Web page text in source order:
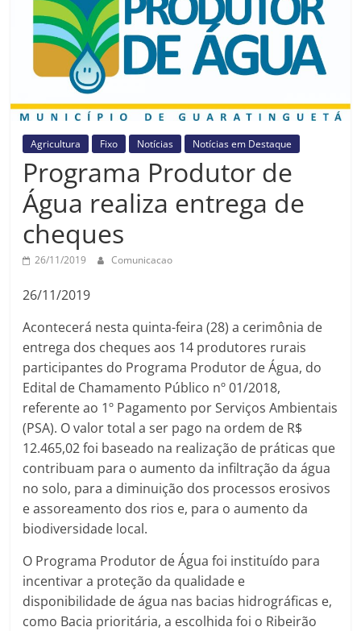
Prefeitura
Estância
Turística
Guaratinguetá
Agricultura Fixo Notícias Notícias em Destaque
Programa Produtor de
Água realiza entrega de
cheques
26/11/2019 Comunicacao
26/11/2019
Acontecerá nesta quinta-feira (28) a cerimônia de
entrega dos cheques aos 14 produtores rurais
participantes do Programa Produtor de Água, do
Edital de Chamamento Público nº 01/2018,
referente ao 1º Pagamento por Serviços Ambientais
(PSA). O valor total a ser pago na ordem de R$
12.465,02 foi baseado na realização de práticas que
contribuam para o aumento da infiltração da água
no solo, para a diminuição dos processos erosivos
e assoreamento dos rios e, para o aumento da
biodiversidade local.
O Programa Produtor de Água foi instituído para
incentivar a proteção da qualidade e
disponibilidade de água nas bacias hidrográficas e,
como Bacia prioritária, a escolhida foi o Ribeirão